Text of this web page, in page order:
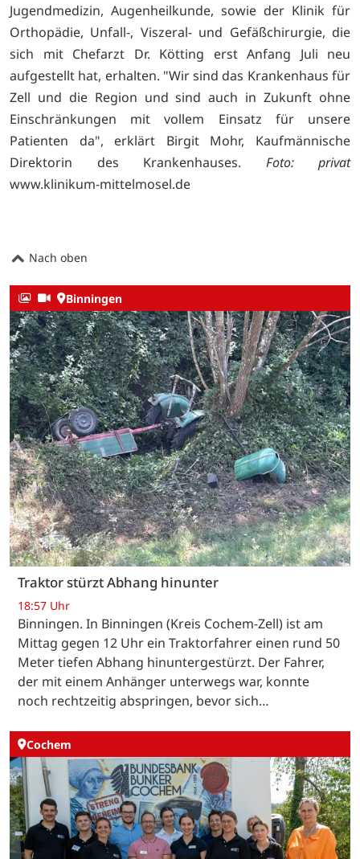
Jugendmedizin, Augenheilkunde, sowie der Klinik für
Orthopädie, Unfall-, Viszeral- und Gefäßchirurgie, die
sich mit Chefarzt Dr. Kötting erst Anfang Juli neu
aufgestellt hat, erhalten. "Wir sind das Krankenhaus für
Zell und die Region und sind auch in Zukunft ohne
Einschränkungen mit vollem Einsatz für unsere
Patienten da", erklärt Birgit Mohr, Kaufmännische
Direktorin des Krankenhauses. Foto: privat
www.klinikum-mittelmosel.de
Nach oben
Binningen
Traktor stürzt Abhang hinunter
18:57 Uhr
Binningen. In Binningen (Kreis Cochem-Zell) ist am
Mittag gegen 12 Uhr ein Traktorfahrer einen rund 50
Meter tiefen Abhang hinuntergestürzt. Der Fahrer,
der mit einem Anhänger unterwegs war, konnte
noch rechtzeitig abspringen, bevor sich…
Cochem